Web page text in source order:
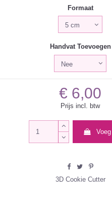
Formaat
Handvat Toevoegen
€ 6,00
Prijs incl. btw
3D Cookie Cutter